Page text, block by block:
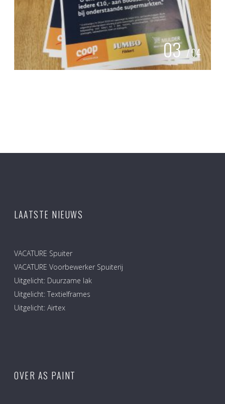
03 /04
LAATSTE NIEUWS
VACATURE Spuiter
VACATURE Voorbewerker Spuiterij
Uitgelicht: Duurzame lak
Uitgelicht: Textielframes
Uitgelicht: Airtex
OVER AS PAINT